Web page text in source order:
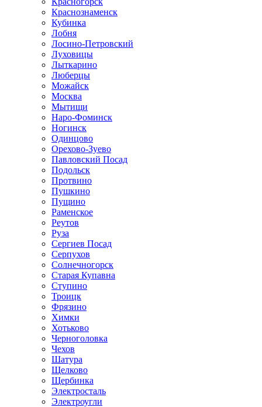
Краснознаменск
Кубинка
Лобня
Лосино-Петровский
Луховицы
Лыткарино
Люберцы
Можайск
Москва
Мытищи
Наро-Фоминск
Ногинск
Одинцово
Орехово-Зуево
Павловский Посад
Подольск
Протвино
Пушкино
Пущино
Раменское
Реутов
Руза
Сергиев Посад
Серпухов
Солнечногорск
Старая Купавна
Ступино
Троицк
Фрязино
Химки
Хотьково
Черноголовка
Чехов
Шатура
Щелково
Щербинка
Электросталь
Электроугли